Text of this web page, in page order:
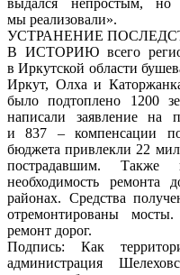
мы реализовали».
УСТРАНЕНИЕ
В ИСТОРИЮ всего
в Иркутской области
Иркут, Олха и
было подтоплено 1200
написали заявление на
и 837 – компенсации
бюджета привлекли 22
пострадавшим. Также
необходимость ремонта
районах. Средства
отремонтированы
ремонт дорог.
Подпись: Как
администрация